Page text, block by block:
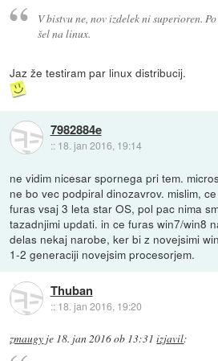
V bistvu ne, nov izdelek ni superioren.
šel na linux.
Jaz že testiram par linux distribucij.
7982884e
:: 18. jan 2016, 19:14
ne vidim nicesar spornega pri tem.
ne bo vec podpiral dinozavrov. mislim,
furas vsaj 3 leta star OS, pol pac nima
tazadnjimi updati. in ce furas win7/win8
delas nekaj narobe, ker bi z novejsimi
1-2 generaciji novejsim procesorjem.
Thuban
:: 18. jan 2016, 19:20
zmaugy je 18. jan 2016 ob 13:31 izjavil: